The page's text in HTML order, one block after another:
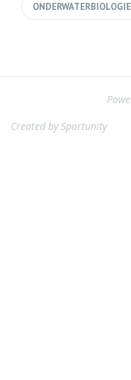
ONDERWATERBIOLOGIE
Created bySportunity